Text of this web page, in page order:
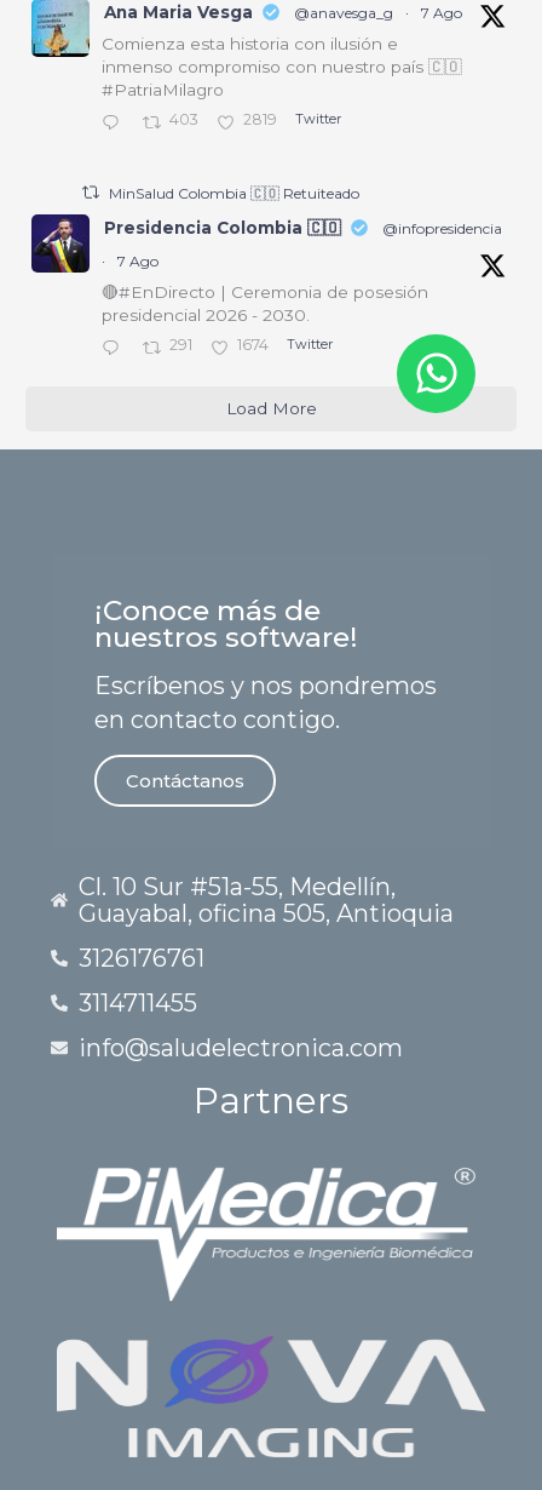
Ana Maria Vesga @anavesga_g · 7 Ago
Comienza esta historia con ilusión e
inmenso compromiso con nuestro país 🇨🇴
#PatriaMilagro
403 2819 Twitter
MinSalud Colombia 🇨🇴 Retuiteado
Presidencia Colombia 🇨🇴
@infopresidencia
·
7 Ago
🔴#EnDirecto | Ceremonia de posesión
presidencial 2026 - 2030.
291 1674 Twitter
Load More
¡Conoce más de
nuestros software!
Escríbenos y nos pondremos
en contacto contigo.
Contáctanos
Cl. 10 Sur #51a-55, Medellín,
Guayabal, oficina 505, Antioquia
3126176761
3114711455
info@saludelectronica.com
Partners